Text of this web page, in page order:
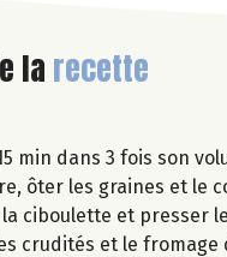
larecette
min dans 3 fois son
ôter les graines et le
ciboulette et presser
crudités et le